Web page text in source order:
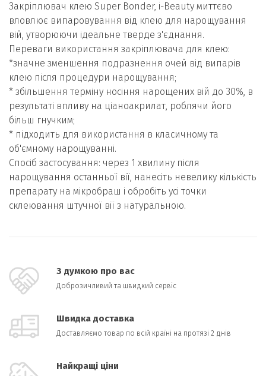
Закріплювач клею Super Bonder, i-Beauty миттєво
вловлює випаровування від клею для нарощування
вій, утворюючи ідеальне тверде з'єднання.
Переваги використання закріплювача для клею:
*значне зменшення подразнення очей від випарів
клею після процедури нарощування;
* збільшення терміну носіння нарощених вій до 30%, в
результаті впливу на ціаноакрилат, роблячи його
більш гнучким;
* підходить для використання в класичному та
об'ємному нарощуванні.
Спосіб застосування: через 1 хвилину після
нарощування останньої вії, нанесіть невелику кількість
препарату на мікробраш і обробіть усі точки
склеювання штучної вії з натуральною.
З думкою про вас
Доброзичливий та швидкий сервіс
Швидка доставка
Доставляємо товар по всій країні на протязі 2 днів
Найкращі ціни